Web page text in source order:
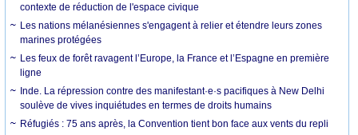
contexte de réduction de l'espace civique
Les nations mélanésiennes s'engagent à relier et étendre leurs zones
marines protégées
Les feux de forêt ravagent l’Europe, la France et l’Espagne en première
ligne
Inde. La répression contre des manifestant·e·s pacifiques à New Delhi
soulève de vives inquiétudes en termes de droits humains
Réfugiés : 75 ans après, la Convention tient bon face aux vents du repli